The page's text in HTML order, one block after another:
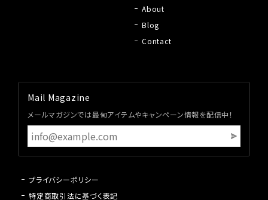
About
Blog
Contact
Mail Magazine
メールマガジンでは最旬アイテムやキャンペーン情報を配信中！
プライバシーポリシー
特定商取引法に基づく表記